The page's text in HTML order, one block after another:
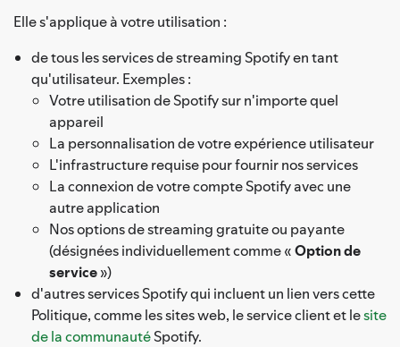
Elle s'applique à votre utilisation :
de tous les services de streaming Spotify en tant
qu'utilisateur. Exemples :
Votre utilisation de Spotify sur n'importe quel
appareil
La personnalisation de votre expérience utilisateur
L'infrastructure requise pour fournir nos services
La connexion de votre compte Spotify avec une
autre application
Nos options de streaming gratuite ou payante
(désignées individuellement comme «Option de
service»)
d'autres services Spotify qui incluent un lien vers cette
Politique, comme les sites web, le service client et lesite
de la communautéSpotify.